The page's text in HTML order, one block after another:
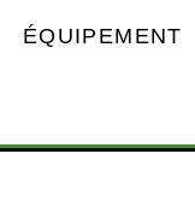
ÉQUIPEMENT